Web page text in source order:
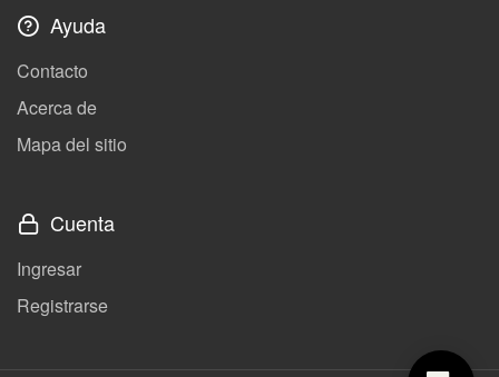
Ayuda
Contacto
Acerca de
Mapa del sitio
Cuenta
Ingresar
Registrarse